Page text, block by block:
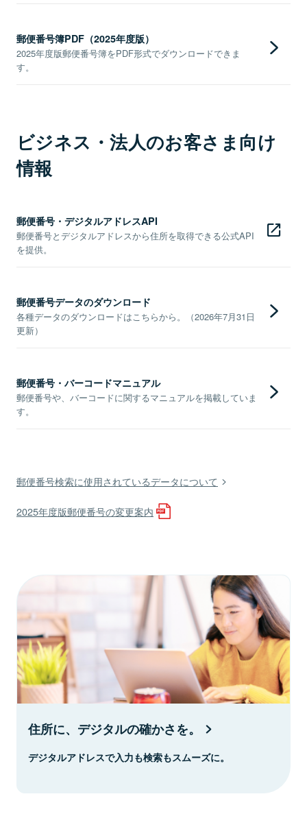
郵便番号簿PDF（2025年度版）
2025年度版郵便番号簿をPDF形式でダウンロードできま
す。
ビジネス・法人のお客さま向け
情報
郵便番号・デジタルアドレスAPI
郵便番号とデジタルアドレスから住所を取得できる公式API
を提供。
郵便番号データのダウンロード
各種データのダウンロードはこちらから。（2026年7月31日
更新）
郵便番号・バーコードマニュアル
郵便番号や、バーコードに関するマニュアルを掲載していま
す。
郵便番号検索に使用されているデータについて
2025年度版郵便番号の変更案内
住所に、デジタルの確かさを。
デジタルアドレスで入力も検索もスムーズに。